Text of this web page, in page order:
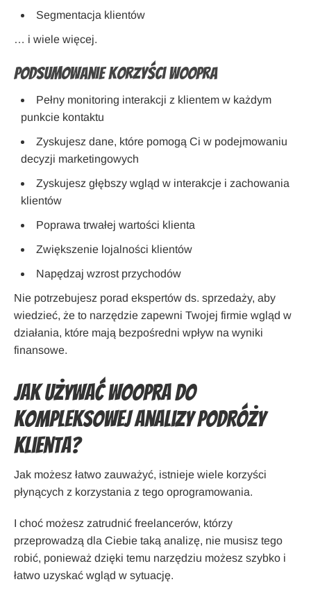
Segmentacja klientów
… i wiele więcej.
Podsumowanie korzyści Woopra
Pełny monitoring interakcji z klientem w każdym
punkcie kontaktu
Zyskujesz dane, które pomogą Ci w podejmowaniu
decyzji marketingowych
Zyskujesz głębszy wgląd w interakcje i zachowania
klientów
Poprawa trwałej wartości klienta
Zwiększenie lojalności klientów
Napędzaj wzrost przychodów
Nie potrzebujesz porad ekspertów ds. sprzedaży, aby
wiedzieć, że to narzędzie zapewni Twojej firmie wgląd w
działania, które mają bezpośredni wpływ na wyniki
finansowe.
Jak używać Woopra do
kompleksowej analizy podróży
klienta?
Jak możesz łatwo zauważyć, istnieje wiele korzyści
płynących z korzystania z tego oprogramowania.
I choć możesz zatrudnić freelancerów, którzy
przeprowadzą dla Ciebie taką analizę, nie musisz tego
robić, ponieważ dzięki temu narzędziu możesz szybko i
łatwo uzyskać wgląd w sytuację.